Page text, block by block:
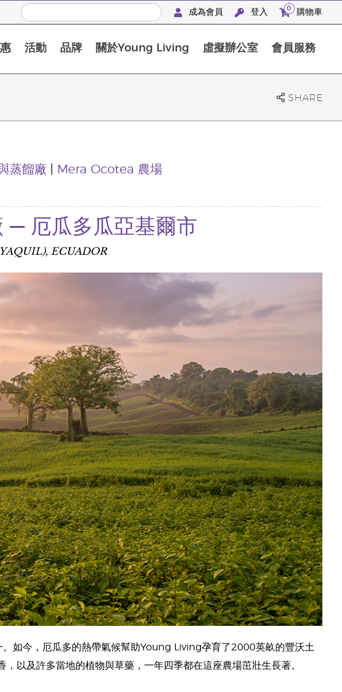
成為會員 登入 0 購物車
活動 品牌 關於Young Living 虛擬辦公室 會員服務
SHARE
蒸餾廠 Mera Ocotea 農場
厄瓜多瓜亞基爾市
ECUADOR
如今，厄瓜多的熱帶氣候幫助Young Living孕育了2000英畝的豐沃土
以及許多當地的植物與草藥，一年四季都在這座農場茁壯生長著。